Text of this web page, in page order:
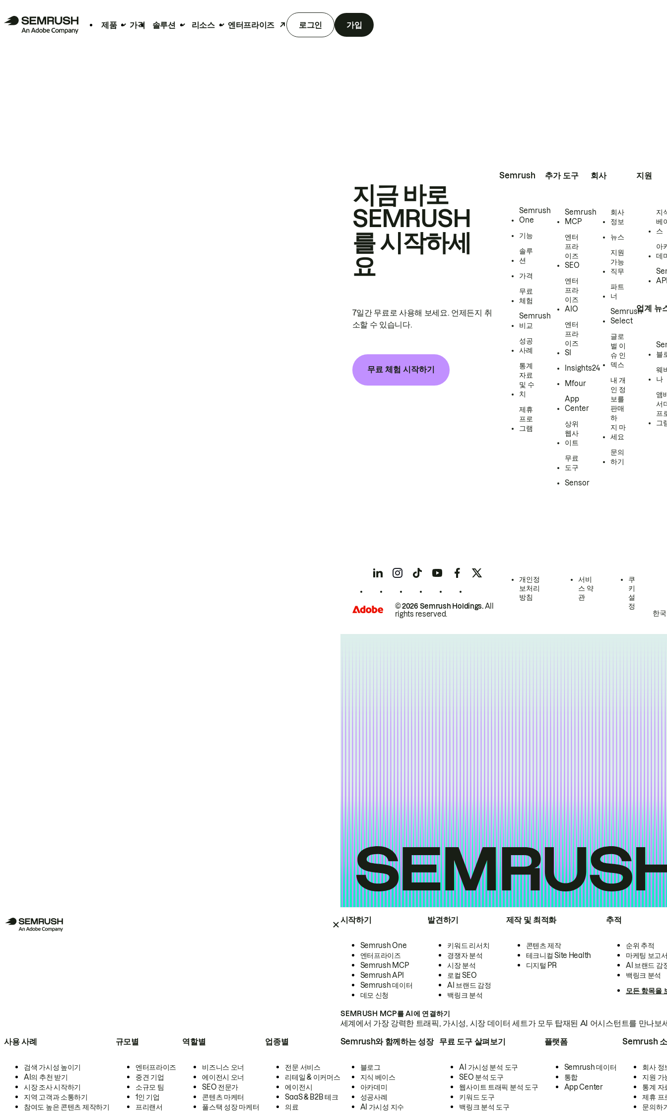
제품 가격 솔루션 리소스 엔터프라이즈 로그인 가입
시작하기
Semrush One
엔터프라이즈
Semrush MCP
Semrush API
Semrush 데이터
데모 신청
발견하기
키워드 리서치
경쟁자 분석
시장 분석
로컬 SEO
AI 브랜드 감정
백링크 분석
제작 및 최적화
콘텐츠 제작
테크니컬 Site Health
디지털 PR
추적
순위 추적
마케팅 보고
AI 브랜드 감
백링크 분석
모든 항목을
SEMRUSH MCP를 AI에 연결하기
세계에서 가장 강력한 트래픽, 가시성, 시장 데이터 세트가 모두 탑재된 AI 어시스턴트를 만나보
사용 사례
검색 가시성 높이기
AI의 추천 받기
시장 조사 시작하기
지역 고객과 소통하기
참여도 높은 콘텐츠 제작하기
규모별
엔터프라이즈
중견 기업
소규모 팀
1인 기업
프리랜서
역할별
비즈니스 오너
에이전시 오너
SEO 전문가
콘텐츠 마케터
풀스택 성장 마케터
업종별
전문 서비스
리테일 & 이커머스
에이전시
SaaS & B2B 테크
의료
Semrush와 함께하는 성장
블로그
지식 베이스
아카데미
성공사례
AI 가시성 지수
무료 도구 살펴보기
AI 가시성 분석 도구
SEO 분석 도구
웹사이트 트래픽 분석 도구
키워드 도구
백링크 분석 도구
플랫폼
Semrush 데이터
통합
App Center
Semrush
회사 정
지원 가
통계 자
제휴 프
문의하
지금 바로
SEMRUSH
를 시작하세
요
7일간 무료로 사용해 보세요. 언제든지 취
소할 수 있습니다.
무료 체험 시작하기
Semrush
Semrush
One
기능
솔루
션
가격
무료
체험
Semrush
비교
성공
사례
통계
자료
및 수
치
제휴
프로
그램
추가 도구
Semrush
MCP
엔터
프라
이즈
SEO
엔터
프라
이즈
AIO
엔터
프라
이즈
SI
Insights24
Mfour
App
Center
상위
웹사
이트
무료
도구
Sensor
회사
회사
정보
뉴스
지원
가능
직무
파트
너
Semrush
Select
글로
벌 이
슈 인
덱스
내 개
인 정
보를
판매
하
지 마
세요
문의
하기
지원
지
베
스
아
데
업계 뉴
블
웨
나
앰
서
프
그
© 2026 Semrush Holdings.All
rights reserved.
개인정
보처리
방침
서비
스 약
관
쿠
키
설
정
한